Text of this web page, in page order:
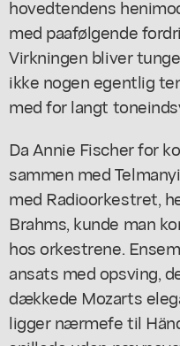
hovedtendens
med paafølgende
Virkningen bliver
ikke nogen egentlig
med for langt
Da Annie Fischer for
sammen med
med Radioorkestret,
Brahms, kunde man
hos orkestrene.
ansats med opsving,
dækkede Mozarts
ligger nærmefe til